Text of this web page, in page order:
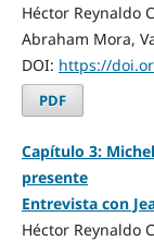
Héctor Reynaldo
Abraham Mora,
DOI: https://
PDF
Capítulo 3:
presente
Entrevista con
Héctor Reynaldo